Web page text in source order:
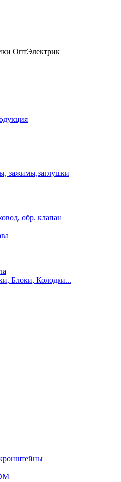
ОптЭлектрик
зажимы,заглушки
обр. клапан
Блоки, Колодки...